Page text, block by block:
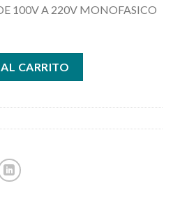
100V A 220V MONOFASICO
100V A 220V MONOFASICO
CARRITO